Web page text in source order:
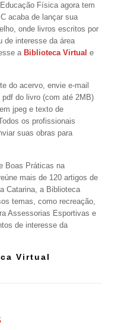
Física agora tem
acaba de lançar sua
onde livros escritos por
de interesse da área
a Biblioteca Virtual e
do acervo, envie e-mail
do livro (com até 2MB)
jpeg e texto de
os profissionais
suas obras para
Boas Práticas na
mais de 120 artigos de
Catarina, a Biblioteca
temas, como recreação,
Assessorias Esportivas e
de interesse da
Virtual